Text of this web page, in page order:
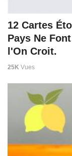
12 Cartes
Pays Ne
l'On Croit.
25K Vues